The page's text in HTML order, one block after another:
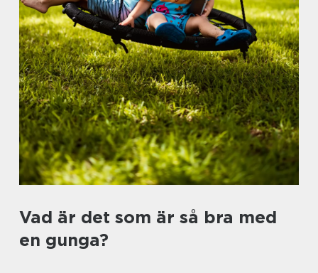
Vad är det som är så bra med
en gunga?